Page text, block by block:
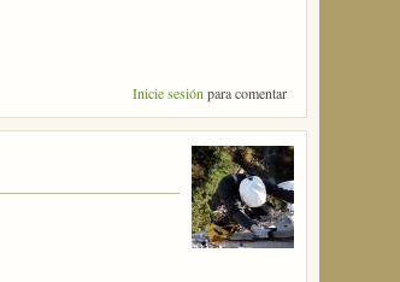
Inicie sesión para comentar